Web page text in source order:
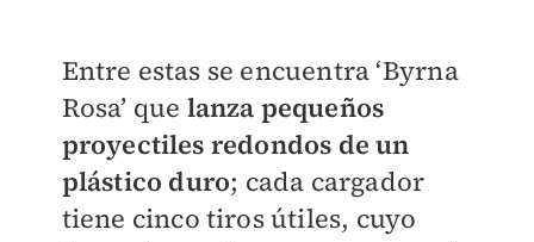
Entre estas se encuentra ‘Byrna
Rosa’ que lanza pequeños
proyectiles redondos de un
plástico duro; cada cargador
tiene cinco tiros útiles, cuyo